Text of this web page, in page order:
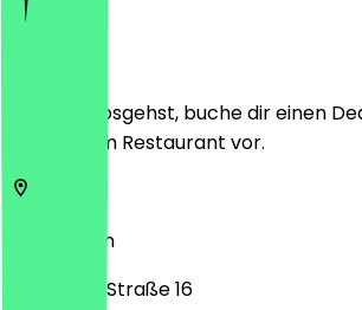
Bevor du losgehst, buche dir einen
zeige ihn im Restaurant vor.
Köln
Aachener Straße 16